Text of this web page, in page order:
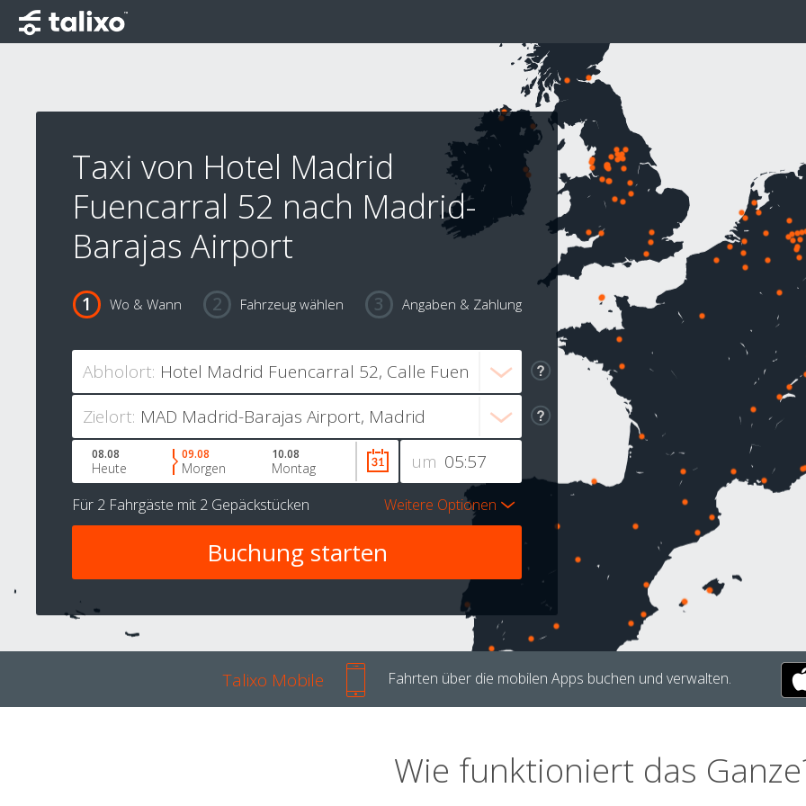
Taxi von Hotel Madrid
Fuencarral 52 nach Madrid-
Barajas Airport
Wo & Wann Fahrzeug wählen Angaben & Zahlung
Abholort:
Zielort:
um
08.08
Heute
09.08
Morgen
10.08
Montag
Für 2 Fahrgäste mit 2 Gepäckstücken Weitere Optionen
Talixo Mobile Fahrten über die mobilen Apps buchen und verwalten.
Wie funktioniert das